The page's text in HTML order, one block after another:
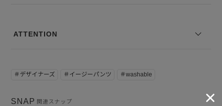
ATTENTION
＃デザイナーズ ＃イージーパンツ ＃washable
SNAP 関連スナップ